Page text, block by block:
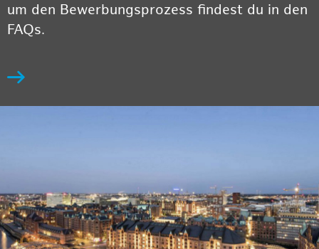
um den Bewerbungsprozess findest du in den
FAQs.